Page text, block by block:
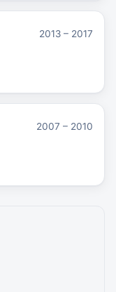
2013 – 2017
2007 – 2010